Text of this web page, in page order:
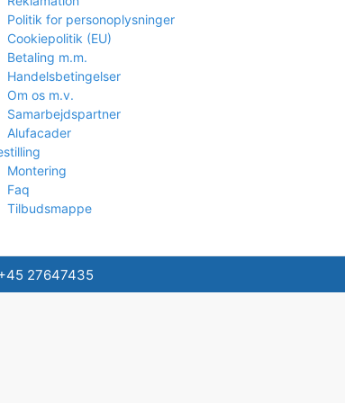
Politik for personoplysninger
Cookiepolitik (EU)
Betaling m.m.
Handelsbetingelser
Om os m.v.
Samarbejdspartner
Alufacader
Montering
Faq
Tilbudsmappe
27647435